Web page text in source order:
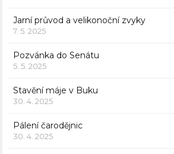
Jarní průvod a velikonoční zvyky
7. 5. 2025
Pozvánka do Senátu
5. 5. 2025
Stavění máje v Buku
30. 4. 2025
Pálení čarodějnic
30. 4. 2025